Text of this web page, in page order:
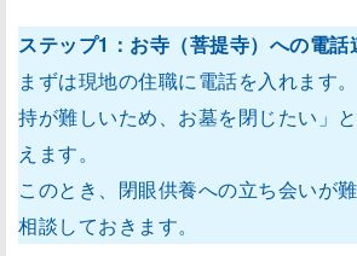
ステップ1：お寺（菩提寺）への電話
まずは現地の住職に電話を入れます
持が難しいため、お墓を閉じたい」
えます。
このとき、閉眼供養への立ち会いが
相談しておきます。